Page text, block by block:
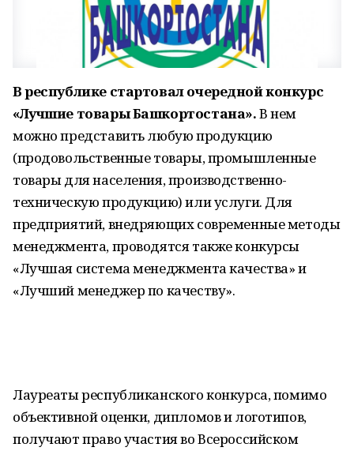
В республике стартовал очередной конкурс
«Лучшие товары Башкортостана».В нем
можно представить любую продукцию
(продовольственные товары, промышленные
товары для населения, производственно-
техническую продукцию) или услуги. Для
предприятий, внедряющих современные методы
менеджмента, проводятся также конкурсы
«Лучшая система менеджмента качества» и
«Лучший менеджер по качеству».
Лауреаты республиканского конкурса, помимо
объективной оценки, дипломов и логотипов,
получают право участия во Всероссийском